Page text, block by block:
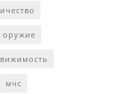
оружие
мчс